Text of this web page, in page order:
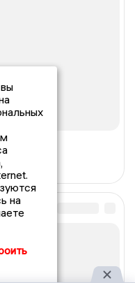
на